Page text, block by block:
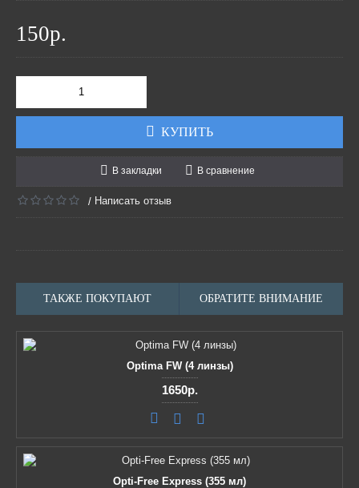
150р.
КУПИТЬ
В закладки В сравнение
/ Написать отзыв
ТАКЖЕ ПОКУПАЮТ ОБРАТИТЕ ВНИМАНИЕ
Optima FW (4 линзы)
1650р.
Opti-Free Express (355 мл)